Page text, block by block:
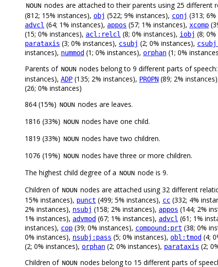
NOUN nodes are attached to their parents using 25 different
(812; 15% instances), obj (522; 9% instances), conj (313;
advcl (64; 1% instances), appos (57; 1% instances), xcomp
(15; 0% instances), acl:relcl (8; 0% instances), iobj (8;
parataxis (3; 0% instances), csubj (2; 0% instances),
instances), nummod (1; 0% instances), orphan (1; 0%
Parents of NOUN nodes belong to 9 different parts of
instances), ADP (135; 2% instances), PROPN (89; 2%
(26; 0% instances)
864 (15%) NOUN nodes are leaves.
1816 (33%) NOUN nodes have one child.
1819 (33%) NOUN nodes have two children.
1076 (19%) NOUN nodes have three or more children.
The highest child degree of a NOUN node is 9.
Children of NOUN nodes are attached using 32 different
15% instances), punct (499; 5% instances), cc (332; 4%
2% instances), nsubj (158; 2% instances), appos (144; 2%
1% instances), advmod (67; 1% instances), advcl (61; 1%
instances), cop (39; 0% instances), compound:prt (38; 0%
0% instances), nsubj:pass (5; 0% instances), obl:tmod (4;
(2; 0% instances), orphan (2; 0% instances), parataxis (2;
Children of NOUN nodes belong to 15 different parts of